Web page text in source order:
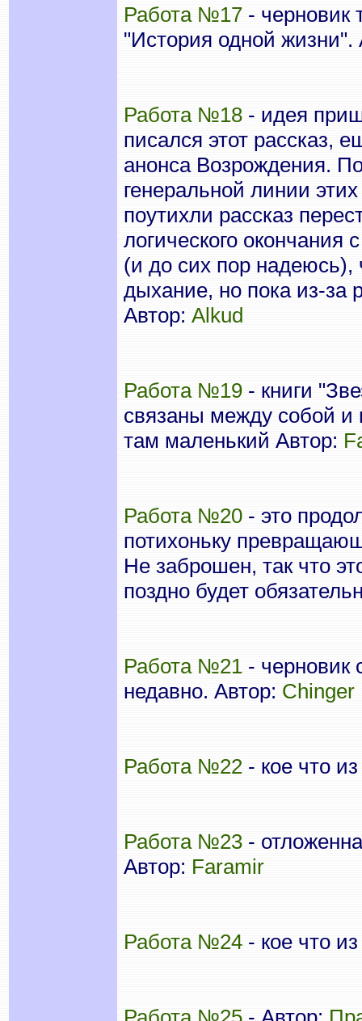
Работа №17 - черновик
"История одной
Работа №18 - идея
писался этот рассказ,
анонса Возрождения.
генеральной линии
поутихли рассказ
логического
(и до сих пор надеюсь),
дыхание, но пока из-за
Автор: Alkud
Работа №19 - книги
связаны между собой
там маленький Автор:
Работа №20 - это
потихоньку
Не заброшен, так что
поздно будет
Работа №21 - черновик
недавно. Автор: Chinger
Работа №22 - кое что
Работа №23 -
Автор: Faramir
Работа №24 - кое что